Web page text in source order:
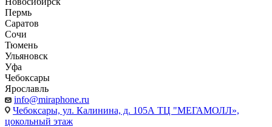
Пермь
Саратов
Сочи
Тюмень
Ульяновск
Уфа
Чебоксары
Ярославль
info@miraphone.ru
Чебоксары, ул. Калинина, д. 105А ТЦ "МЕГАМОЛЛ»,
цокольный этаж